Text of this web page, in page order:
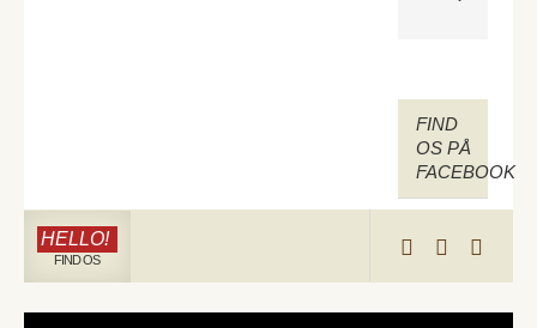
FIND
OS PÅ
FACEBOOK
HELLO!
FIND OS